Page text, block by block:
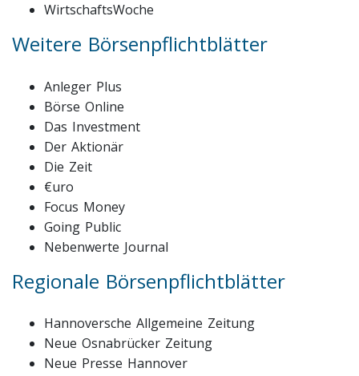
WirtschaftsWoche
Weitere Börsenpflichtblätter
Anleger Plus
Börse Online
Das Investment
Der Aktionär
Die Zeit
€uro
Focus Money
Going Public
Nebenwerte Journal
Regionale Börsenpflichtblätter
Hannoversche Allgemeine Zeitung
Neue Osnabrücker Zeitung
Neue Presse Hannover